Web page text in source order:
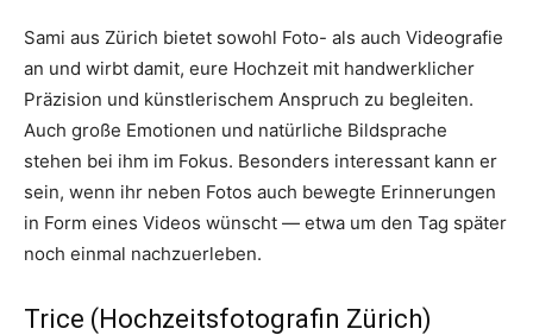
Sami aus Zürich bietet sowohl Foto- als auch Videografie
an und wirbt damit, eure Hochzeit mit handwerklicher
Präzision und künstlerischem Anspruch zu begleiten.
Auch große Emotionen und natürliche Bildsprache
stehen bei ihm im Fokus. Besonders interessant kann er
sein, wenn ihr neben Fotos auch bewegte Erinnerungen
in Form eines Videos wünscht — etwa um den Tag später
noch einmal nachzu­erleben.
Trice (Hochzeitsfotografin Zürich)